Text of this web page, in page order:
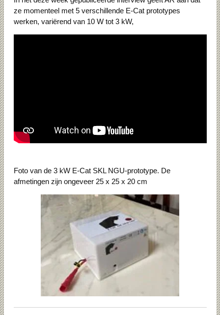
ze momenteel met 5 verschillende E-Cat prototypes
werken, variërend van 10 W tot 3 kW,
Foto van de 3 kW E-Cat SKL NGU-prototype. De
afmetingen zijn ongeveer 25 x 25 x 20 cm